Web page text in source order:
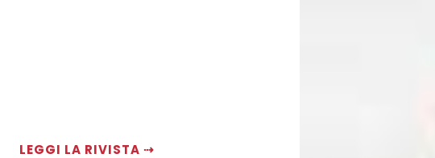
LEGGI LA RIVISTA ⇢